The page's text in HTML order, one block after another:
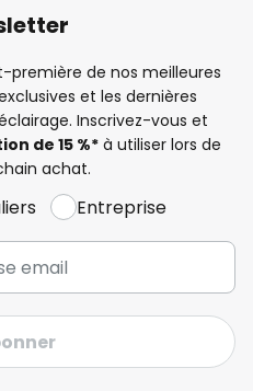
de nos meilleures
et les dernières
Inscrivez-vous et
de 15 %*à utiliser lors de
achat.
Entreprise